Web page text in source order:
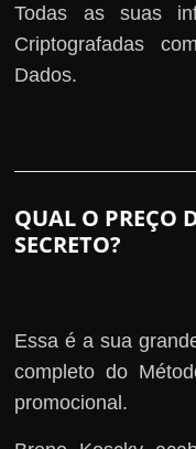
Todas as suas
Criptografadas
Dados.
QUAL O PREÇO
SECRETO?
Essa é a sua
completo do
promocional.